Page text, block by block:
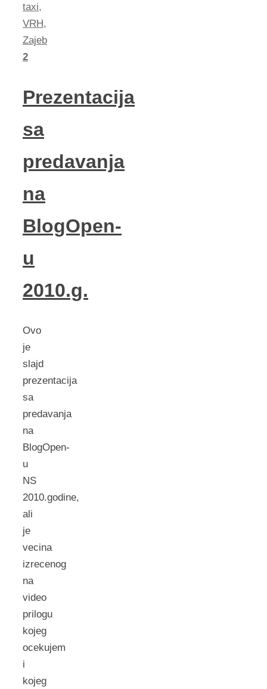
taxi,
VRH,
Zajeb
2
Prezentacija
sa
predavanja
na
BlogOpen-
u
2010.g.
Ovo
je
slajd
prezentacija
sa
predavanja
na
BlogOpen-
u
NS
2010.godine,
ali
je
vecina
izrecenog
na
video
prilogu
kojeg
ocekujem
i
kojeg